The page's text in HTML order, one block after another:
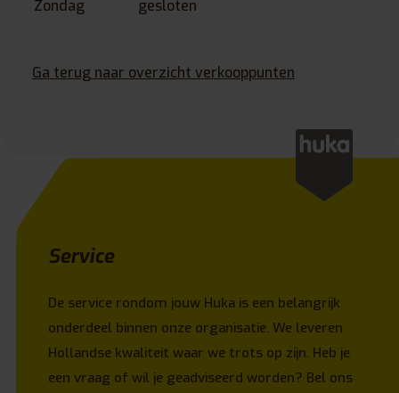
Zondag gesloten
Ga terug naar overzicht verkooppunten
Service
De service rondom jouw Huka is een belangrijk
onderdeel binnen onze organisatie. We leveren
Hollandse kwaliteit waar we trots op zijn. Heb je
een vraag of wil je geadviseerd worden? Bel ons